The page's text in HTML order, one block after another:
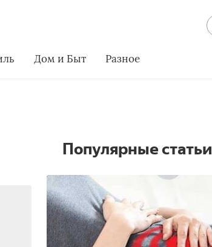
Дом и Быт Разное
Популярные статьи